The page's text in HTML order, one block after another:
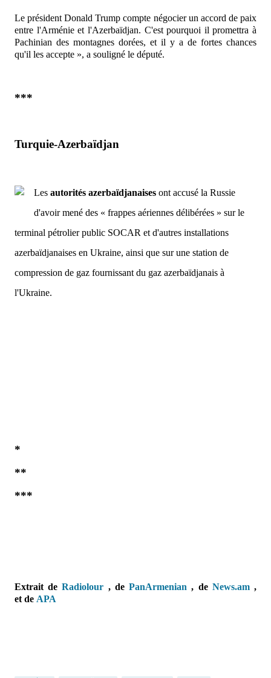
Le président Donald Trump compte négocier un accord de paix
entre l'Arménie et l'Azerbaïdjan. C'est pourquoi il promettra à
Pachinian des montagnes dorées, et il y a de fortes chances
qu'il les accepte », a souligné le député.
***
Turquie-Azerbaïdjan
Les autorités azerbaïdjanaises ont accusé la Russie
d'avoir mené des « frappes aériennes délibérées » sur le
terminal pétrolier public SOCAR et d'autres installations
azerbaïdjanaises en Ukraine, ainsi que sur une station de
compression de gaz fournissant du gaz azerbaïdjanais à
l'Ukraine.
*
**
***
Extrait deRadiolour , dePanArmenian , de News.am,
et de APA